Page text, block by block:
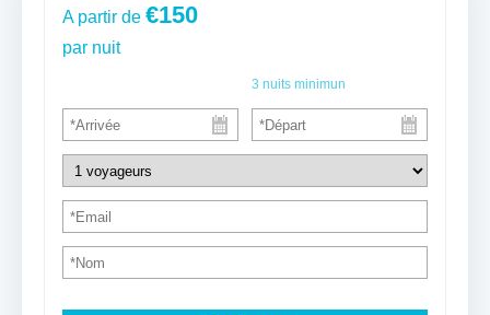
A partir de €150
par nuit
3 nuits minimun